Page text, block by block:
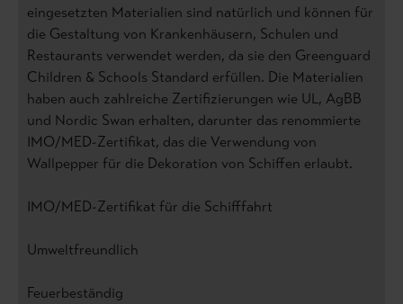
eingesetzten Materialien sind natürlich und können für
die Gestaltung von Krankenhäusern, Schulen und
Restaurants verwendet werden, da sie den Greenguard
Children & Schools Standard erfüllen. Die Materialien
haben auch zahlreiche Zertifizierungen wie UL, AgBB
und Nordic Swan erhalten, darunter das renommierte
IMO/MED-Zertifikat, das die Verwendung von
Wallpepper für die Dekoration von Schiffen erlaubt.
IMO/MED-Zertifikat für die Schifffahrt
Umweltfreundlich
Feuerbeständig